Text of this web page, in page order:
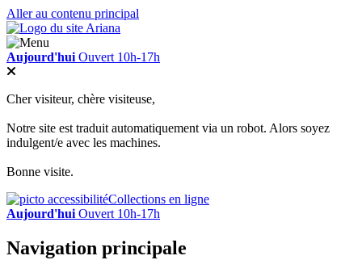
Aller au contenu principal
Aujourd'hui Ouvert 10h-17h
Cher visiteur, chère visiteuse,
Notre site est traduit automatiquement via un robot. Alors soyez
indulgent/e avec les machines.
Bonne visite.
Collections en ligne
Aujourd'hui Ouvert 10h-17h
Navigation principale